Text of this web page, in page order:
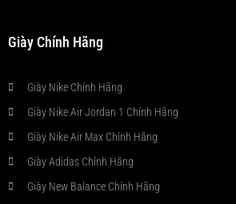
Giày Chính Hãng
Giày Nike Chính Hãng
Giày Nike Air Jordan 1 Chính Hãng
Giày Nike Air Max Chính Hãng
Giày Adidas Chính Hãng
Giày New Balance Chính Hãng